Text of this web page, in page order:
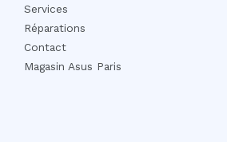
Services
Réparations
Contact
Magasin Asus Paris